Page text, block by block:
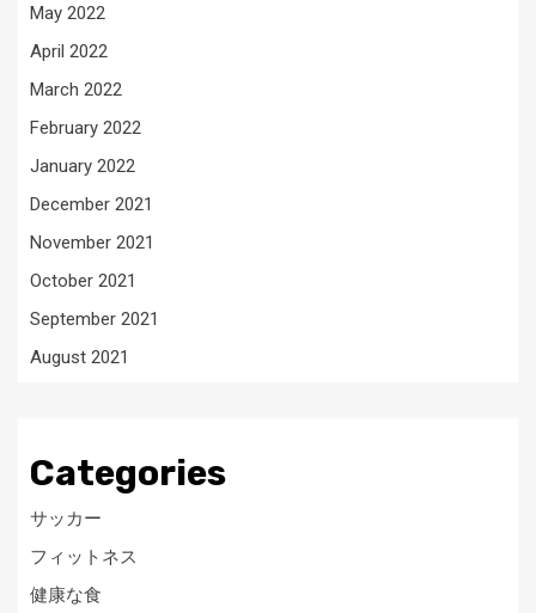
May 2022
April 2022
March 2022
February 2022
January 2022
December 2021
November 2021
October 2021
September 2021
August 2021
Categories
サッカー
フィットネス
健康な食